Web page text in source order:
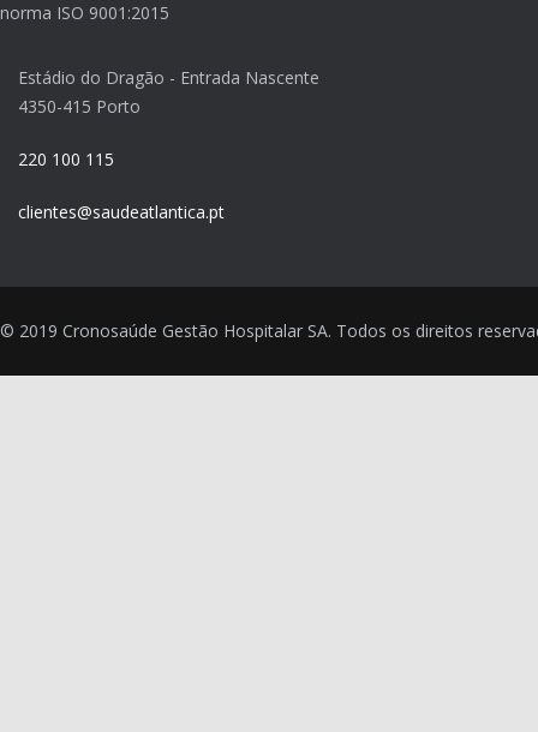
norma ISO 9001:2015
Estádio do Dragão - Entrada Nascente
4350-415 Porto
220 100 115
clientes@saudeatlantica.pt
© 2019 Cronosaúde Gestão Hospitalar SA. Todos os direitos